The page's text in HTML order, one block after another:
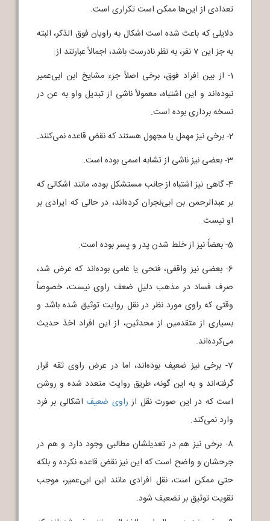
تعدادی از این‌ها ممکن است تکراری است.
دلایلی که باعث شده است اشکال به راویان فوق الذکر، البته
به جز این 7 نفر، به نظر نادرست باشد، اجمالاً عبارتند از:
1- از بین افراد فوق، برخی اصلاً جزء مشایخ ابن ابی‌عمیر
نبوده‌اند و این اشتباه، معمولاً ناشی از تبدیل واو به عن در
نسخه برداری بوده است.
2- برخی نیز مهمل یا مجهول هستند که نقض قاعده نمی‌کنند.
3- بعضی نیز ناشی از تشابه اسمی بوده است.
4- گاهی نیز اشتباه از جانب مستشکل بوده، مانند اشکالی که
بر عبدالرحمن بن ابی‌نجران کرده‌اند، در حالی که ایرادی بر
او نیست.
5- بعضاً نیز از خلط شدن پدر و پسر بوده است.
6- بعضی نیز واقفی، فتحی یا عامی بوده‌اند که عرض شد،
صرف فساد در مذهب دلیل ضعف راوی نیست، خصوصاً
وقتی که راوی مورد نظر در نقل روایت توثیق شده باشد و
بسیاری از متقدمین از محدثین، از این افراد اخذ حدیث
می‌کرده‌اند.
7- برخی نیز ضعیف بوده‌اند، اما در عرض راوی ثقه قرار
گرفته‌اند و به این گونه، طریق روایت متعدد شده و روشن
است که در این صورت نقل از راوی ضعیفاشکالی بر فرد
وارد نمی‌کند.
8- برخی نیز هم در تعدیلشان مطالبی وجود دارد و هم در
جرحشان و واضح است که این نیز نقض قاعده نکرده و بلکه
حتی ممکن است، نقل افرادی مانند ابن ابی‌عمیر، موجب
تقویت توثیق بر تضعیف شود.